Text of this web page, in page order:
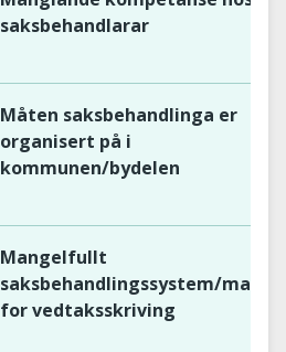
saksbehandlarar
Måten saksbehandlinga er
organisert på i
kommunen/bydelen
Mangelfullt
saksbehandlingssystem/malar
for vedtaksskriving